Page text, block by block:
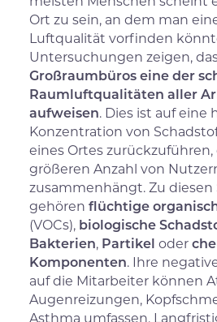
Ort zu sein, an dem man
Luftqualität vorfinden
Untersuchungen zeigen,
Großraumbüros eine der
Raumluftqualitäten aller
aufweisen. Dies ist auf eine
Konzentration von
eines Ortes
größeren Anzahl von
zusammenhängt. Zu diesen
gehören flüchtige
(VOCs), biologische
Bakterien, Partikel oder
Komponenten. Ihre
auf die Mitarbeiter können
Augenreizungen,
Asthma umfassen.